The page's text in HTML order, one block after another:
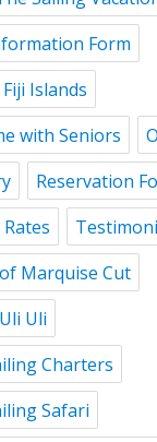
Form
Islands
with Seniors
Reservation
Marquise Cut
Uli
Charters
Safari